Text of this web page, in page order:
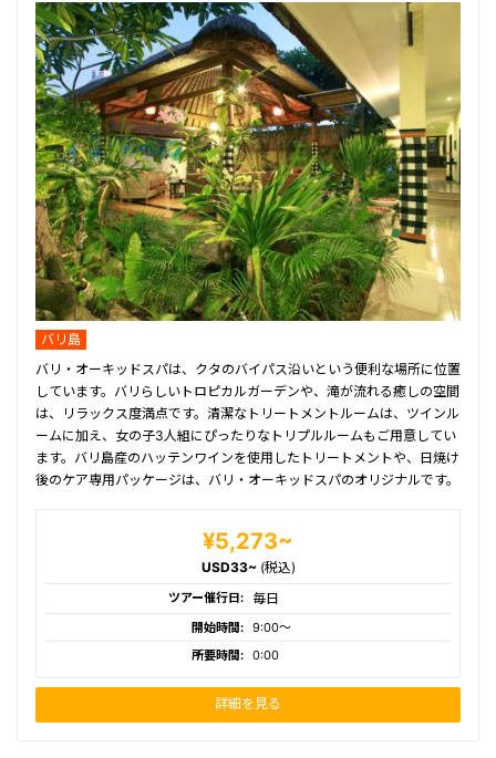
バリ島
バリ・オーキッドスパは、クタのバイパス沿いという便利な場所に位置
しています。バリらしいトロピカルガーデンや、滝が流れる癒しの空間
は、リラックス度満点です。清潔なトリートメントルームは、ツインル
ームに加え、女の子3人組にぴったりなトリプルルームもご用意してい
ます。バリ島産のハッテンワインを使用したトリートメントや、日焼け
後のケア専用パッケージは、バリ・オーキッドスパのオリジナルです。
¥5,273~
USD33~ (税込)
ツアー催行日: 毎日
開始時間: 9:00〜
所要時間: 0:00
詳細を見る